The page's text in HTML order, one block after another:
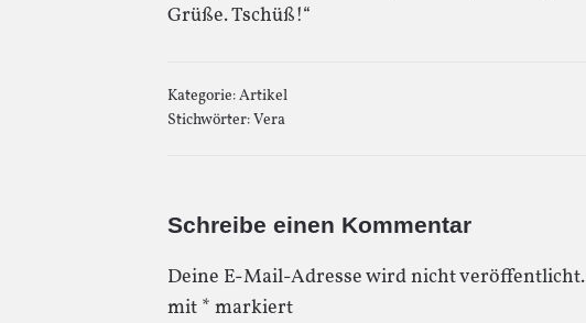
Grüße. Tschüß!“
Kategorie:Artikel
Stichwörter:Vera
Schreibe einen Kommentar
Deine E-Mail-Adresse wird nicht veröffentlicht.
mit * markiert